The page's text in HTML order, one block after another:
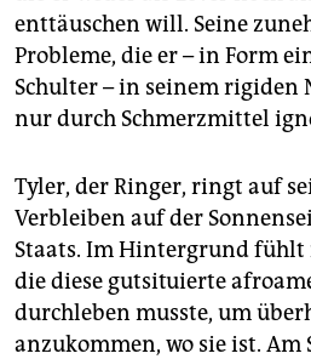
enttäuschen will. Seine
Probleme, die er – in Form
Schulter – in seinem rigiden
nur durch Schmerzmittel
Tyler, der Ringer, ringt auf
Verbleiben auf der
Staats. Im Hintergrund fühlt
die diese gutsituierte
durchleben musste, um
anzukommen, wo sie ist. Am